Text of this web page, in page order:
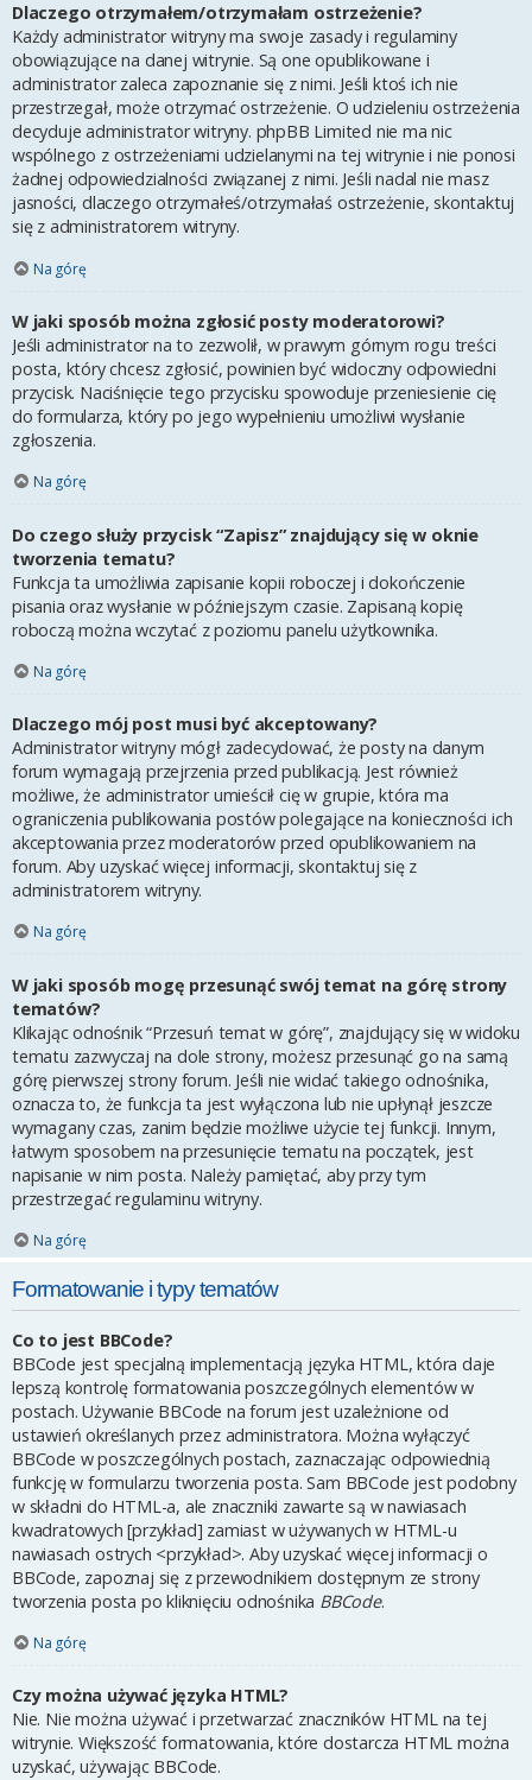
Dlaczego otrzymałem/otrzymałam ostrzeżenie?
Każdy administrator witryny ma swoje zasady i regulaminy
obowiązujące na danej witrynie. Są one opublikowane i
administrator zaleca zapoznanie się z nimi. Jeśli ktoś ich nie
przestrzegał, może otrzymać ostrzeżenie. O udzieleniu ostrzeżenia
decyduje administrator witryny. phpBB Limited nie ma nic
wspólnego z ostrzeżeniami udzielanymi na tej witrynie i nie ponosi
żadnej odpowiedzialności związanej z nimi. Jeśli nadal nie masz
jasności, dlaczego otrzymałeś/otrzymałaś ostrzeżenie, skontaktuj
się z administratorem witryny.
Na górę
W jaki sposób można zgłosić posty moderatorowi?
Jeśli administrator na to zezwolił, w prawym górnym rogu treści
posta, który chcesz zgłosić, powinien być widoczny odpowiedni
przycisk. Naciśnięcie tego przycisku spowoduje przeniesienie cię
do formularza, który po jego wypełnieniu umożliwi wysłanie
zgłoszenia.
Na górę
Do czego służy przycisk “Zapisz” znajdujący się w oknie
tworzenia tematu?
Funkcja ta umożliwia zapisanie kopii roboczej i dokończenie
pisania oraz wysłanie w późniejszym czasie. Zapisaną kopię
roboczą można wczytać z poziomu panelu użytkownika.
Na górę
Dlaczego mój post musi być akceptowany?
Administrator witryny mógł zadecydować, że posty na danym
forum wymagają przejrzenia przed publikacją. Jest również
możliwe, że administrator umieścił cię w grupie, która ma
ograniczenia publikowania postów polegające na konieczności ich
akceptowania przez moderatorów przed opublikowaniem na
forum. Aby uzyskać więcej informacji, skontaktuj się z
administratorem witryny.
Na górę
W jaki sposób mogę przesunąć swój temat na górę strony
tematów?
Klikając odnośnik “Przesuń temat w górę”, znajdujący się w widoku
tematu zazwyczaj na dole strony, możesz przesunąć go na samą
górę pierwszej strony forum. Jeśli nie widać takiego odnośnika,
oznacza to, że funkcja ta jest wyłączona lub nie upłynął jeszcze
wymagany czas, zanim będzie możliwe użycie tej funkcji. Innym,
łatwym sposobem na przesunięcie tematu na początek, jest
napisanie w nim posta. Należy pamiętać, aby przy tym
przestrzegać regulaminu witryny.
Na górę
Formatowanie i typy tematów
Co to jest BBCode?
BBCode jest specjalną implementacją języka HTML, która daje
lepszą kontrolę formatowania poszczególnych elementów w
postach. Używanie BBCode na forum jest uzależnione od
ustawień określanych przez administratora. Można wyłączyć
BBCode w poszczególnych postach, zaznaczając odpowiednią
funkcję w formularzu tworzenia posta. Sam BBCode jest podobny
w składni do HTML-a, ale znaczniki zawarte są w nawiasach
kwadratowych [przykład] zamiast w używanych w HTML-u
nawiasach ostrych <przykład>. Aby uzyskać więcej informacji o
BBCode, zapoznaj się z przewodnikiem dostępnym ze strony
tworzenia posta po kliknięciu odnośnika BBCode.
Na górę
Czy można używać języka HTML?
Nie. Nie można używać i przetwarzać znaczników HTML na tej
witrynie. Większość formatowania, które dostarcza HTML można
uzyskać, używając BBCode.